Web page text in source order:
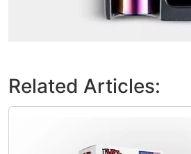
Related Articles: